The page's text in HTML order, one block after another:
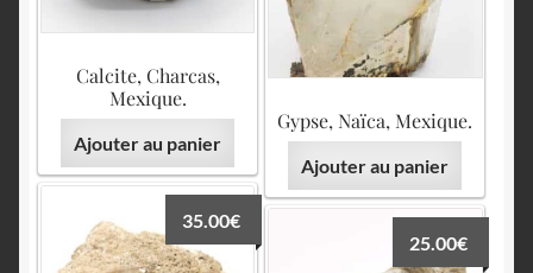
Calcite, Charcas,
Mexique.
Ajouter au panier
Gypse, Naïca, Mexique.
Ajouter au panier
35.00€
25.00€